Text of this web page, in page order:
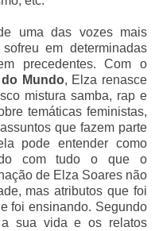
uma das vozes mais
em determinadas
precedentes. Com o
Mundo, Elza renasce
mistura samba, rap e
temáticas feministas,
que fazem parte
pode entender como
com tudo o que o
de Elza Soares não
mas atributos que foi
foi ensinando. Segundo
a sua vida e os relatos